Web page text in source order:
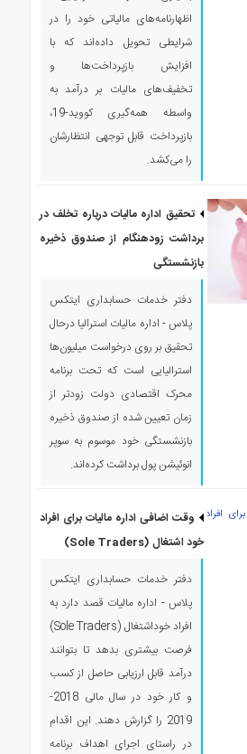
اظهارنامه‌های مالیاتی خود را در
شرایطی تحویل داده‌اند که با
افزایش بازپرداخت‌ها و
تخفیف‌های مالیات بر درآمد به
واسطه همه‌گیری کووید-19،
بازپرداخت قابل توجهی انتظارشان
را می‌کشد.
تحقیق اداره مالیات درباره تخلف در
برداشت زودهنگام از صندوق ذخیره
بازنشستگی
دفتر خدمات حسابداری ایتکس
پلاس - اداره مالیات استرالیا درحال
تحقیق بر روی درخواست میلیون‌ها
استرالیایی است که تحت برنامه
محرک اقتصادی دولت زودتر از
زمان تعیین شده از صندوق ذخیره
بازنشستگی خود موسوم به سوپر
انوئیشن پول برداشت کرده‌اند.
وقت اضافی اداره مالیات برای افراد
خود اشتغال (Sole Traders)
دفتر خدمات حسابداری ایتکس
پلاس - اداره مالیات قصد دارد به
افراد خوداشتغال (Sole Traders)
فرصت بیشتری بدهد تا بتوانند
درآمد قابل ارزیابی حاصل از کسب
و کار خود در سال مالی 2018-
2019 را گزارش دهند. این اقدام
در راستای اجرای اهداف برنامه